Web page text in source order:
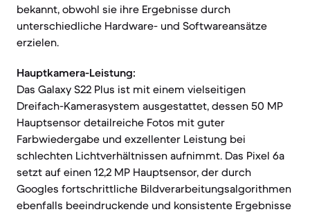
bekannt, obwohl sie ihre Ergebnisse durch
unterschiedliche Hardware- und Softwareansätze
erzielen.
Hauptkamera-Leistung:
Das Galaxy S22 Plus ist mit einem vielseitigen
Dreifach-Kamerasystem ausgestattet, dessen 50 MP
Hauptsensor detailreiche Fotos mit guter
Farbwiedergabe und exzellenter Leistung bei
schlechten Lichtverhältnissen aufnimmt. Das Pixel 6a
setzt auf einen 12,2 MP Hauptsensor, der durch
Googles fortschrittliche Bildverarbeitungsalgorithmen
ebenfalls beeindruckende und konsistente Ergebnisse